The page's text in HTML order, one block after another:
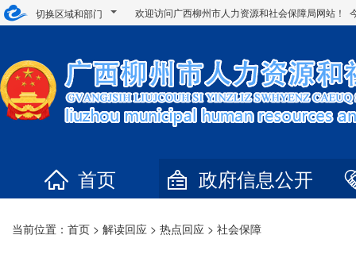
切换区域和部门 欢迎访问广西柳州市人力资源和社会保障局网站！
首页 政府信息公开
当前位置： 首页 > 解读回应 > 热点回应 > 社会保障